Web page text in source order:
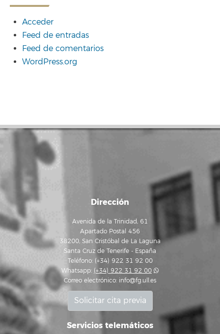
Acceder
Feed de entradas
Feed de comentarios
WordPress.org
Dirección
Avenida de la Trinidad, 61
Apartado Postal 456
38200, San Cristóbal de La Laguna
Santa Cruz de Tenerife - España
Teléfono: (+34) 922 31 92 00
Whatsapp: (+34) 922 31 92 00
Correo electrónico: info@fg.ull.es
Solicitar cita previa
Servicios telemáticos